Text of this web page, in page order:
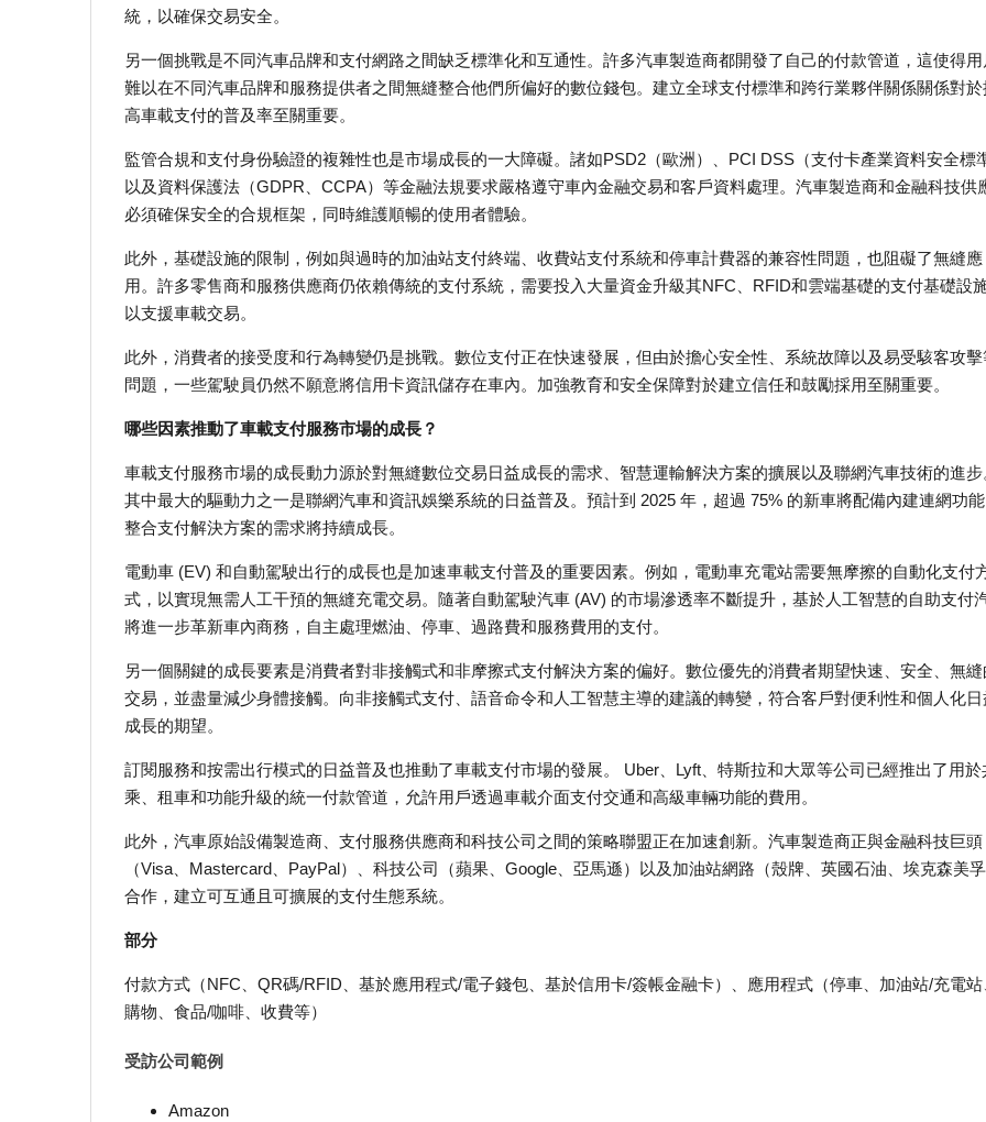
統，以確保交易安全。
另一個挑戰是不同汽車品牌和支付網路之間缺乏標準化和互通性。許多汽車製造商都開發了自己的付款管道，這使得用
難以在不同汽車品牌和服務提供者之間無縫整合他們所偏好的數位錢包。建立全球支付標準和跨行業夥伴關係關係對於
高車載支付的普及率至關重要。
監管合規和支付身份驗證的複雜性也是市場成長的一大障礙。諸如PSD2（歐洲）、PCI DSS（支付卡產業資料安全標
以及資料保護法（GDPR、CCPA）等金融法規要求嚴格遵守車內金融交易和客戶資料處理。汽車製造商和金融科技供
必須確保安全的合規框架，同時維護順暢的使用者體驗。
此外，基礎設施的限制，例如與過時的加油站支付終端、收費站支付系統和停車計費器的兼容性問題，也阻礙了無縫應
用。許多零售商和服務供應商仍依賴傳統的支付系統，需要投入大量資金升級其NFC、RFID和雲端基礎的支付基礎設施
以支援車載交易。
此外，消費者的接受度和行為轉變仍是挑戰。數位支付正在快速發展，但由於擔心安全性、系統故障以及易受駭客攻擊
問題，一些駕駛員仍然不願意將信用卡資訊儲存在車內。加強教育和安全保障對於建立信任和鼓勵採用至關重要。
哪些因素推動了車載支付服務市場的成長？
車載支付服務市場的成長動力源於對無縫數位交易日益成長的需求、智慧運輸解決方案的擴展以及聯網汽車技術的進步
其中最大的驅動力之一是聯網汽車和資訊娛樂系統的日益普及。預計到 2025 年，超過 75% 的新車將配備內建連網功能
整合支付解決方案的需求將持續成長。
電動車 (EV) 和自動駕駛出行的成長也是加速車載支付普及的重要因素。例如，電動車充電站需要無摩擦的自動化支付
式，以實現無需人工干預的無縫充電交易。隨著自動駕駛汽車 (AV) 的市場滲透率不斷提升，基於人工智慧的自助支付
將進一步革新車內商務，自主處理燃油、停車、過路費和服務費用的支付。
另一個關鍵的成長要素是消費者對非接觸式和非摩擦式支付解決方案的偏好。數位優先的消費者期望快速、安全、無縫
交易，並盡量減少身體接觸。向非接觸式支付、語音命令和人工智慧主導的建議的轉變，符合客戶對便利性和個人化日
成長的期望。
訂閱服務和按需出行模式的日益普及也推動了車載支付市場的發展。 Uber、Lyft、特斯拉和大眾等公司已經推出了用於
乘、租車和功能升級的統一付款管道，允許用戶透過車載介面支付交通和高級車輛功能的費用。
此外，汽車原始設備製造商、支付服務供應商和科技公司之間的策略聯盟正在加速創新。汽車製造商正與金融科技巨頭
（Visa、Mastercard、PayPal）、科技公司（蘋果、Google、亞馬遜）以及加油站網路（殼牌、英國石油、埃克森美孚
合作，建立可互通且可擴展的支付生態系統。
部分
付款方式（NFC、QR碼/RFID、基於應用程式/電子錢包、基於信用卡/簽帳金融卡）、應用程式（停車、加油站/充電站
購物、食品/咖啡、收費等）
受訪公司範例
Amazon